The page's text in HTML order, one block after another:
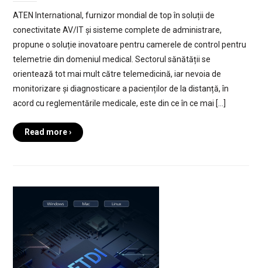
ATEN International, furnizor mondial de top în soluții de
conectivitate AV/IT și sisteme complete de administrare,
propune o soluție inovatoare pentru camerele de control pentru
telemetrie din domeniul medical. Sectorul sănătății se
orientează tot mai mult către telemedicină, iar nevoia de
monitorizare și diagnosticare a pacienților de la distanță, în
acord cu reglementările medicale, este din ce în ce mai […]
Read more ›